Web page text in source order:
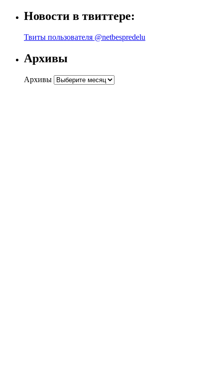
Новости в твиттере:
Твиты пользователя @netbespredelu
Архивы
Архивы